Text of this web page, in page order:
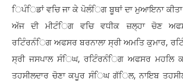
ਿਪੰਿਡਾਂ ਵਚਿ ਜਾ ਕੇ ਪੋਲੰਿਗ ਬੂਥਾਂ ਦਾ ਮੁਆਇਨਾ
ਅੱਜ ਦੀ ਮੀਟੰਿਗ ਵਚਿ ਵਧੀਕ ਜ਼ਲ੍ਹਾ ਚੋਣ
ਰਟਿੰਰਨੰਿਗ ਅਫਸਰ ਬਰਨਾਲਾ ਸ੍ਰੀ ਅਮਤਿ ਕੁਮਾਰ,
ਸ੍ਰੀ ਜਸਪਾਲ ਸੰਿਘ, ਰਟਿੰਰਨੰਿਗ ਅਫਸਰ ਮਹਲਿ
ਤਹਸੀਲਦਾਰ ਚੋਣਾ ਕਪੂਰ ਸੰਿਘ ਗੱਿਲ, ਨਾਇਬ